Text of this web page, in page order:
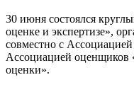
30 июня состоялся
оценке и экспертизе»,
совместно с
Ассоциацией оценщиков
оценки».